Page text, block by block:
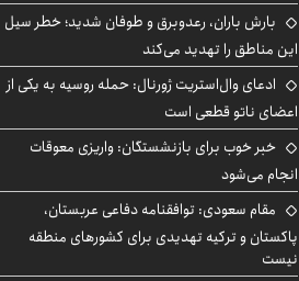
بارش باران، رعدوبرق و طوفان شدید؛ خطر سیل
این مناطق را تهدید می‌کند
ادعای وال‌استریت ژورنال: حمله روسیه به یکی از
اعضای ناتو قطعی است
خبر خوب برای بازنشستگان: واریزی معوقات
انجام می‌شود
مقام سعودی: توافقنامه دفاعی عربستان،
پاکستان و ترکیه تهدیدی برای کشورهای منطقه
نیست